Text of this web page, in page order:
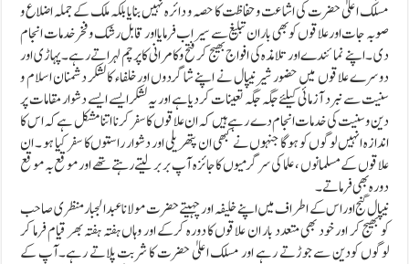
مسلک اعلیٰ حضرت کی اشاعت و حفاظت کا حصہ و دائرہ نہیں بنایا بلکہ ملک کے جملہ اضلاع و
صوبہ جات اور علاقوں کو بھی باران تبلیغ سے سیراب فرمایا اور قابل رشک و فخر خدمات انجام
دی ۔ اپنے نمائندے اور تلامذہ کی افواج بھیج کر فتح و کامرانی کا پرچم لہراتے رہے۔پہاڑی اور
دوسرے علاقوں میں حضور شیرنیپال نے اپنے شاگردوں اور خلفاء کا لشکر دشمنان اسلام و
سنیت سے نبرد آزمائی کیلئے جگہ جگہ تعینات کردیاہے اور یہ لشکر ایسے ایسے دشوار مقامات پر
دین و سنیت کی خدمات انجام دے رہے ہیں کہ ان علاقوں کا سفر کرنا اتنا مشکل ہے کہ اس کا
اندازہ انہیں لوگوں کو ہوگا جنہوں نے کبھی ان پتھریلی اور دشوار راستوں کا سفر کیا ہو ۔ ان
علاقوں کے مسلمانوں ،علما کی سرگرمیوں کا جائزہ آپ بربر لیتے رہتےتھے اور موقع بہ موقع
دورہ بھی فرماتے ۔
نیپال گنج اور اس کے اطراف میں اپنے خلیفہ اور چہیتے حضرت مولانا عبد الجبار منظری صاحب
کو بھیج کر اور خود بھی متعدد بار ان علاقوں کا دورہ کرکے اور وہاں ہفتہ ہفتہ بھر قیام فرما کر
لوگوں کودین سے جوڑتے رہے اور مسلک اعلیٰ حضرت کا شربت پلاتے رہے۔آپ کے